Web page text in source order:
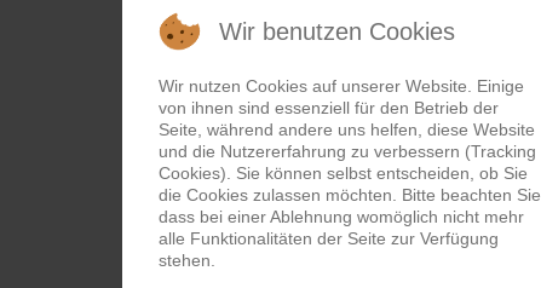
Wir benutzen Cookies
Wir nutzen Cookies auf unserer Website. Einige
von ihnen sind essenziell für den Betrieb der
Seite, während andere uns helfen, diese Website
und die Nutzererfahrung zu verbessern (Tracking
Cookies). Sie können selbst entscheiden, ob Sie
die Cookies zulassen möchten. Bitte beachten Sie,
dass bei einer Ablehnung womöglich nicht mehr
alle Funktionalitäten der Seite zur Verfügung
stehen.